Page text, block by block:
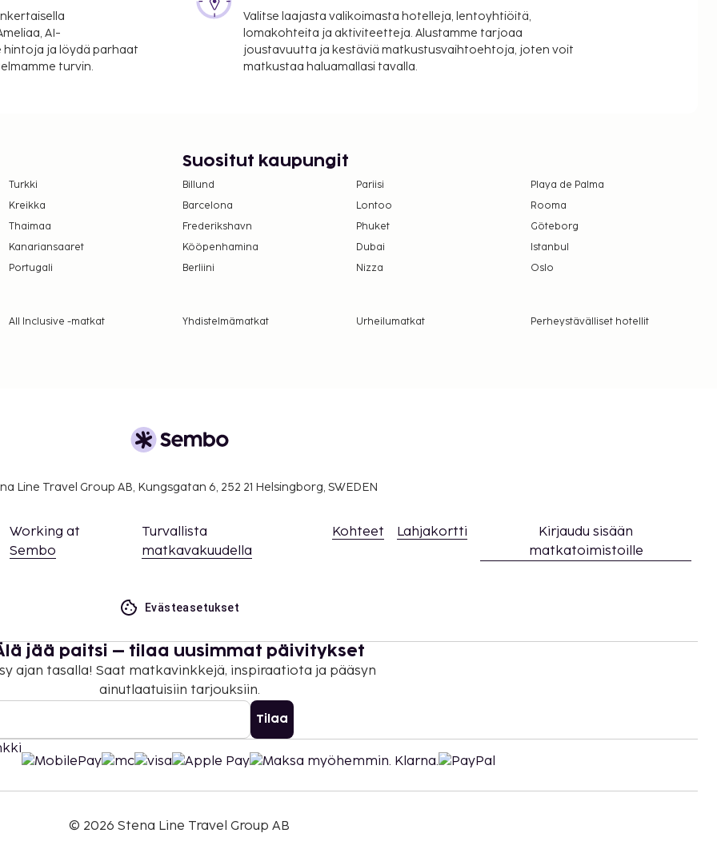
/ 18,5 mi
134,3 mi
muutama
tähtiluokituksen on
Saat lisätietoja
ottamalla
uloskirjautuminen ovat
AI-
ja löydä parhaat
turvin.
Valitse laajasta valikoimasta hotelleja, lentoyhtiöitä,
lomakohteita ja aktiviteetteja. Alustamme tarjoaa
joustavuutta ja kestäviä matkustusvaihtoehtoja, joten voit
matkustaa haluamallasi tavalla.
Turkki
Kreikka
Thaimaa
Kanariansaaret
Portugali
Suositut kaupungit
Billund Pariisi
Playa de Palma
Barcelona
Lontoo
Rooma
Frederikshavn
Phuket
Göteborg
Kööpenhamina
Dubai
Istanbul
Berliini
Nizza Oslo
All Inclusive -matkat Yhdistelmämatkat Urheilumatkat
Perheystävälliset hotellit
Line Travel Group AB, Kungsgatan 6, 252 21 Helsingborg, SWEDEN
Working at
Sembo
Turvallista
matkavakuudella
Kohteet Lahjakortti
Kirjaudu sisään
matkatoimistoille
Evästeasetukset
jää paitsi – tilaa uusimmat päivitykset
ajan tasalla! Saat matkavinkkejä, inspiraatiota ja pääsyn
ainutlaatuisiin tarjouksiin.
Tilaa
© 2026 Stena Line Travel Group AB